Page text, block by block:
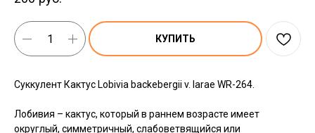
КУПИТЬ
Суккулент Кактус Lobivia backebergii v. larae WR-264.
Лобивия – кактус, который в раннем возрасте имеет
округлый, симметричный, слабоветвящийся или